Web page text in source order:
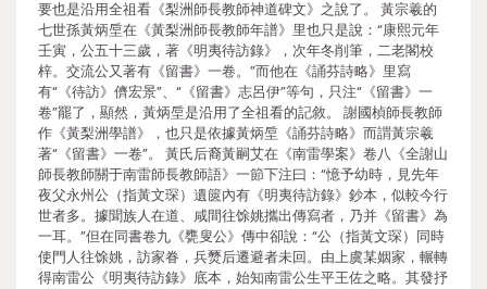
要也是沿用全祖看《梨洲師長教師神道碑文》之說了。 黃宗羲的
七世孫黃炳垕在《黃梨洲師長教師年譜》里也只是說：“康熙元年
壬寅，公五十三歲，著《明夷待訪錄》，次年冬削筆，二老閣校
梓。交流公又著有《留書》一卷。”而他在《誦芬詩略》里寫
有“《待訪》儕宏景”、“《留書》志呂伊”等句，只注“《留書》一
卷”罷了，顯然，黃炳垕是沿用了全祖看的記敘。 謝國楨師長教師
作《黃梨洲學譜》，也只是依據黃炳垕《誦芬詩略》而謂黃宗羲
著“《留書》一卷”。 黃氏后裔黃嗣艾在《南雷學案》卷八《全謝山
師長教師關于南雷師長教師語》一節下注曰：“憶予幼時，見先年
夜父永州公（指黃文琛）遺篋內有《明夷待訪錄》鈔本，似較今行
世者多。據聞族人在道、咸間往馀姚攜出傳寫者，乃并《留書》為
一耳。”但在同書卷九《甕叟公》傳中卻說：“公（指黃文琛）同時
使門人往馀姚，訪家眷，兵燹后遷避者未回。由上虞某姻家，輾轉
得南雷公《明夷待訪錄》底本，始知南雷公生平王佐之略。其發抒